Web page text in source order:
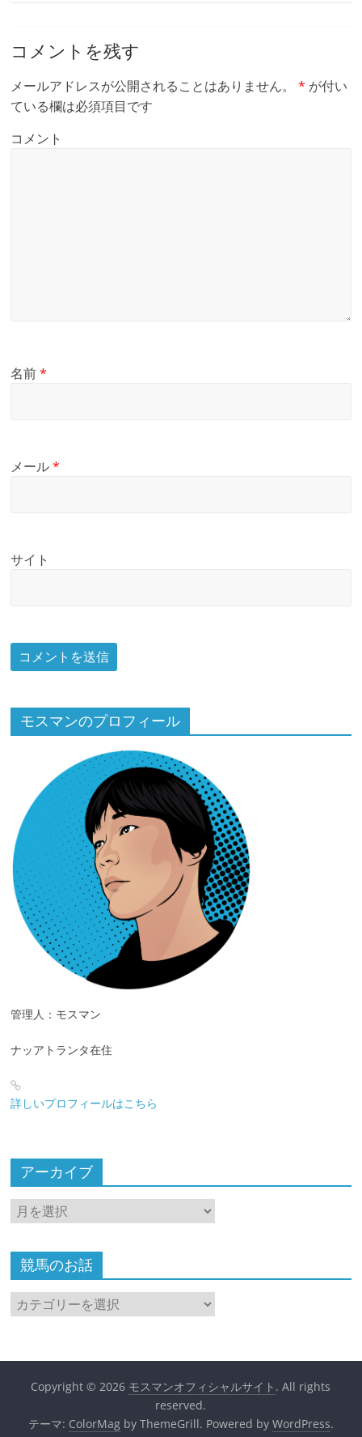
コメントを残す
メールアドレスが公開されることはありません。 * が付い
ている欄は必須項目です
コメント
名前*
メール*
サイト
モスマンのプロフィール
管理人：モスマン
ナッアトランタ在住
詳しいプロフィールはこちら
アーカイブ
ア
ー
イ
ブ
競馬のお話
競
馬
Copyright © 2026 モスマンオフィシャルサイト . All rights
reserved.
テーマ: ColorMagby ThemeGrill. Powered by WordPress.